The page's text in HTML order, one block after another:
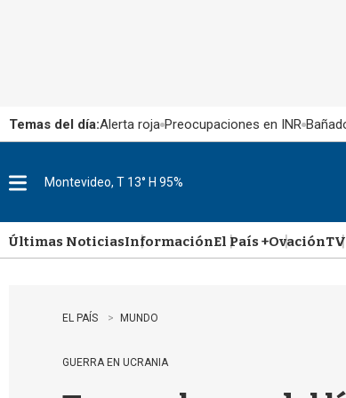
Temas del día:Alerta roja Preocupaciones en INR
u
Montevideo, T 13° H 95%
Últimas NoticiasInformaciónEl País +Ovación
EL PAÍS MUNDO
GUERRA EN UCRANIA